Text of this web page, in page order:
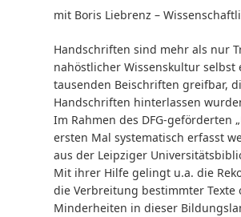
mit Boris Liebrenz –
Handschriften sind mehr als nur
nahöstlicher Wissenskultur selbst
tausenden Beischriften greifbar,
Handschriften hinterlassen
Im Rahmen des DFG-geförderten
ersten Mal systematisch erfasst
aus der Leipziger
Mit ihrer Hilfe gelingt u.a. die
die Verbreitung bestimmter
Minderheiten in dieser